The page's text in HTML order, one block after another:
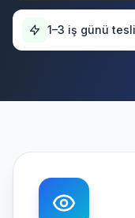
1–3 iş günü